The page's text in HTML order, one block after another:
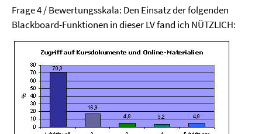
Frage 4 / Bewertungsskala: Den Einsatz der folgenden
Blackboard-Funktionen in dieser LV fand ich NÜTZLICH: